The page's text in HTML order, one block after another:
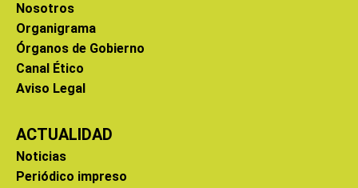
Nosotros
Organigrama
Órganos de Gobierno
Canal Ético
Aviso Legal
ACTUALIDAD
Noticias
Periódico impreso